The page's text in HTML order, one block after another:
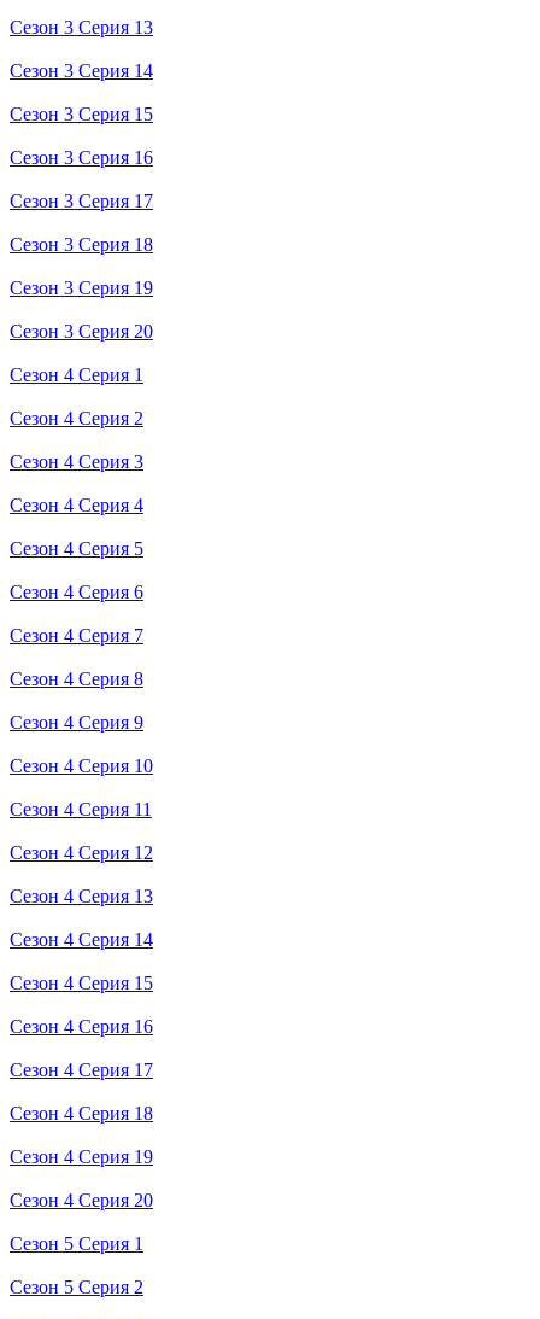
Сезон 3 Серия 13
Сезон 3 Серия 14
Сезон 3 Серия 15
Сезон 3 Серия 16
Сезон 3 Серия 17
Сезон 3 Серия 18
Сезон 3 Серия 19
Сезон 3 Серия 20
Сезон 4 Серия 1
Сезон 4 Серия 2
Сезон 4 Серия 3
Сезон 4 Серия 4
Сезон 4 Серия 5
Сезон 4 Серия 6
Сезон 4 Серия 7
Сезон 4 Серия 8
Сезон 4 Серия 9
Сезон 4 Серия 10
Сезон 4 Серия 11
Сезон 4 Серия 12
Сезон 4 Серия 13
Сезон 4 Серия 14
Сезон 4 Серия 15
Сезон 4 Серия 16
Сезон 4 Серия 17
Сезон 4 Серия 18
Сезон 4 Серия 19
Сезон 4 Серия 20
Сезон 5 Серия 1
Сезон 5 Серия 2